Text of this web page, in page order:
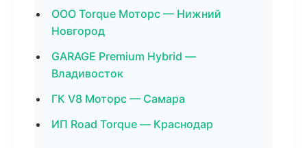
ООО Torque Моторс — Нижний
Новгород
GARAGE Premium Hybrid —
Владивосток
ГК V8 Моторс — Самара
ИП Road Torque — Краснодар